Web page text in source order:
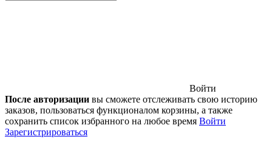
Войти
После авторизации вы сможете отслеживать свою историю
заказов, пользоваться функционалом корзины, а также
сохранить список избранного на любое время Войти
Зарегистрироваться